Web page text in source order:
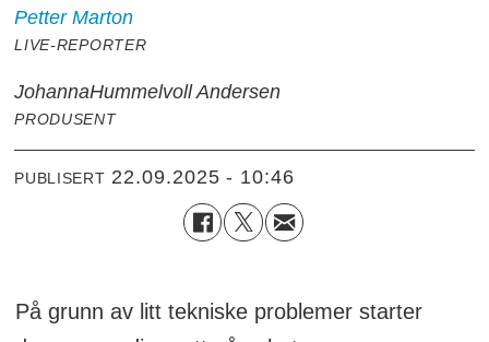
Petter Marton
LIVE-REPORTER
JohannaHummelvoll Andersen
PRODUSENT
PUBLISERT 22.09.2025 - 10:46
På grunn av litt tekniske problemer starter